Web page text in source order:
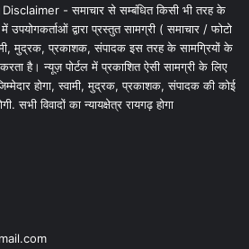
- समाचार से सम्बंधित किसी भी तरह के
द्वारा प्रस्तुत सामग्री ( समाचार / फोटो
मुद्रक, प्रकाशक, संपादक इस तरह के सामग्रियों के
करता है। न्यूज़ पोर्टल में प्रकाशित ऐसी सामग्री के लिए
होगा, स्वामी, मुद्रक, प्रकाशक, संपादक की कोई
सभी विवादों का न्यायक्षेत्र रायगढ़ होगा